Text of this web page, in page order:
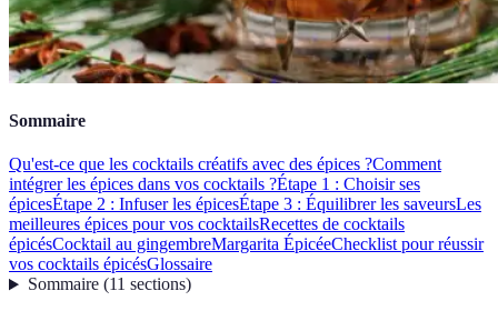
Sommaire
Qu'est-ce que les cocktails créatifs avec des épices ?Comment
intégrer les épices dans vos cocktails ?Étape 1 : Choisir ses
épicesÉtape 2 : Infuser les épicesÉtape 3 : Équilibrer les saveursLes
meilleures épices pour vos cocktailsRecettes de cocktails
épicésCocktail au gingembreMargarita ÉpicéeChecklist pour réussir
vos cocktails épicésGlossaire
Sommaire(11 sections)